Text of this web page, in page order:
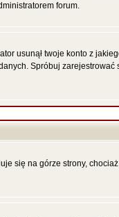
forum.
usunął twoje konto z
Spróbuj
się na górze strony,